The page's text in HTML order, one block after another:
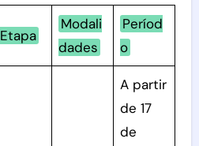
Etapa
Modali
dades
Períod
o
A partir
de 17
de